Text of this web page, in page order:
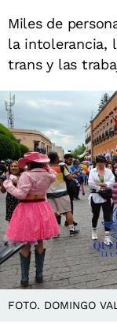
Miles de
la intolerancia,
trans y las
FOTO. DOMINGO